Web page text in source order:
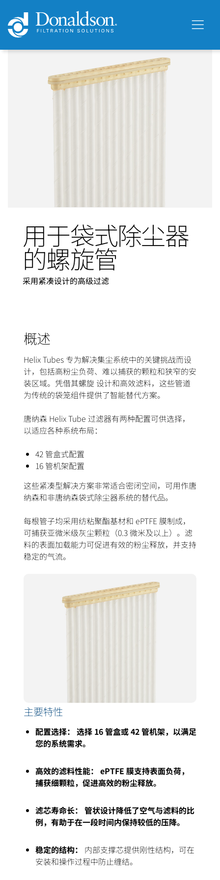
用于袋式除尘器
的螺旋管
采用紧凑设计的高级过滤
概述
Helix Tubes 专为解决集尘系统中的关键挑战而设
计，包括高粉尘负荷、难以捕获的颗粒和狭窄的安
装区域。凭借其螺旋 设计和高效滤料，这些管道
为传统的袋笼组件提供了智能替代方案。
唐纳森 Helix Tube 过滤器有两种配置可供选择，
以适应各种系统布局：
42 管盒式配置
16 管机架配置
这些紧凑型解决方案非常适合密闭空间，可用作唐
纳森和非唐纳森袋式除尘器系统的替代品。
每根管子均采用纺粘聚酯基材和 ePTFE 膜制成，
可捕获亚微米级灰尘颗粒（0.3 微米及以上）。滤
料的表面加载能力可促进有效的粉尘释放，并支持
稳定的气流。
主要特性
配置选择： 选择 16 管盒或 42 管机架，以满足
您的系统需求。
高效的滤料性能： ePTFE 膜支持表面负荷，
捕获细颗粒，促进高效的粉尘释放。
滤芯寿命长： 管状设计降低了空气与滤料的比
例，有助于在一段时间内保持较低的压降。
稳定的结构：
内部支撑芯提供刚性结构，可在
安装和操作过程中防止缠结。